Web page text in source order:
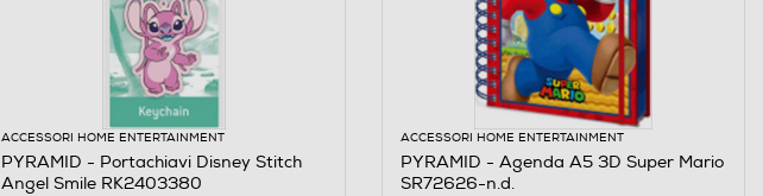
ACCESSORI HOME ENTERTAINMENT
PYRAMID - Portachiavi Disney Stitch
Angel Smile RK2403380
ACCESSORI HOME ENTERTAINMENT
PYRAMID - Agenda A5 3D Super Mario
SR72626-n.d.